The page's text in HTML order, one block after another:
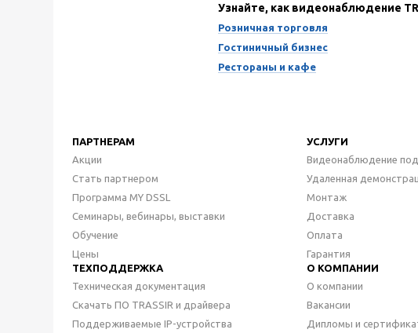
Узнайте, как видеонаблюдение
Розничная торговля
Гостиничный бизнес
Рестораны и кафе
ПАРТНЕРАМ
Акции
Стать партнером
Программа MY DSSL
Семинары, вебинары, выставки
Обучение
Цены
УСЛУГИ
Видеонаблюдение
Удаленная
Монтаж
Доставка
Оплата
Гарантия
ТЕХПОДДЕРЖКА
Техническая документация
Скачать ПО TRASSIR и драйвера
Поддерживаемые IP-устройства
О КОМПАНИИ
О компании
Вакансии
Дипломы и